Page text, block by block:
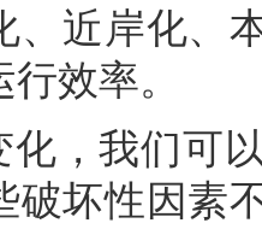
、近岸化、
效率。
化，我们可
破坏性因素